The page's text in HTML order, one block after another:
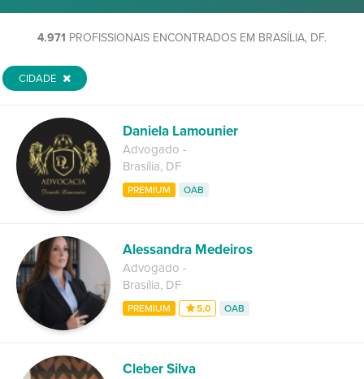
4.971 PROFISSIONAIS ENCONTRADOS EM BRASÍLIA, DF.
CIDADE
Daniela Lamounier
Advogado -
Brasília, DF
PREMIUM OAB
Alessandra Medeiros
Advogado -
Brasília, DF
PREMIUM 5,0 OAB
Cleber Silva